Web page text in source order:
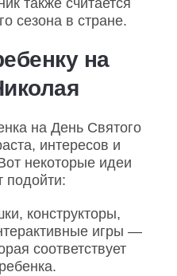
также считается
сезона в стране.
на
на День Святого
интересов и
некоторые идеи
подойти:
конструкторы,
игры —
соответствует